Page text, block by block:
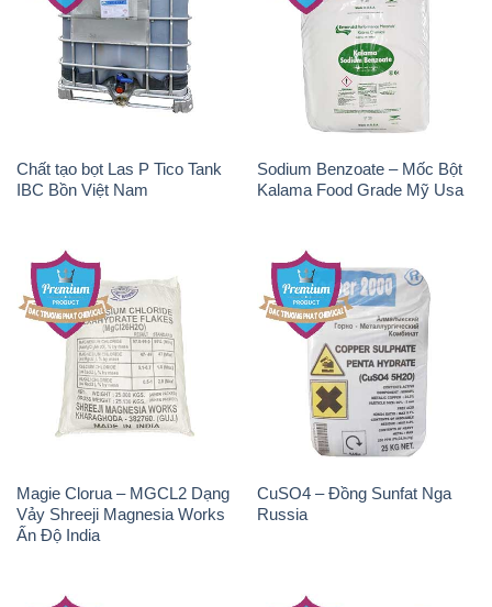
Chất tạo bọt Las P Tico Tank
IBC Bồn Việt Nam
Sodium Benzoate – Mốc Bột
Kalama Food Grade Mỹ Usa
Magie Clorua – MGCL2 Dạng
Vảy Shreeji Magnesia Works
Ấn Độ India
CuSO4 – Đồng Sunfat Nga
Russia